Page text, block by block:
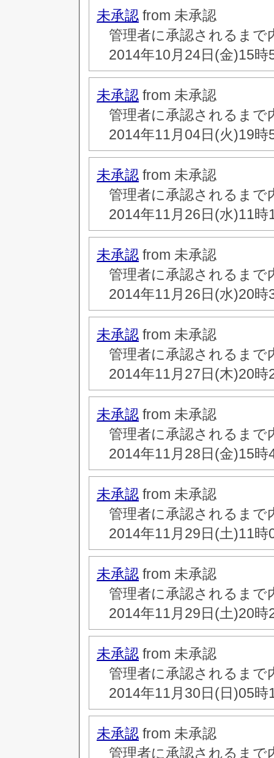
未承認 from 未承認
管理者に承認されるま
2014年10月24日(金)15時
未承認 from 未承認
管理者に承認されるま
2014年11月04日(火)19時
未承認 from 未承認
管理者に承認されるま
2014年11月26日(水)11時
未承認 from 未承認
管理者に承認されるま
2014年11月26日(水)20時
未承認 from 未承認
管理者に承認されるま
2014年11月27日(木)20時
未承認 from 未承認
管理者に承認されるま
2014年11月28日(金)15時
未承認 from 未承認
管理者に承認されるま
2014年11月29日(土)11時
未承認 from 未承認
管理者に承認されるま
2014年11月29日(土)20時
未承認 from 未承認
管理者に承認されるま
2014年11月30日(日)05時
未承認 from 未承認
管理者に承認されるま